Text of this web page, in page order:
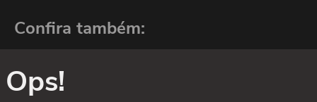
Confira também:
Ops!